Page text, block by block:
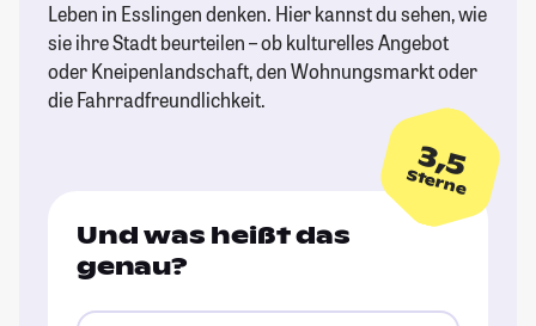
Leben in Esslingen denken. Hier kannst du sehen, wie
sie ihre Stadt beurteilen – ob kulturelles Angebot
oder Kneipenlandschaft, den Wohnungsmarkt oder
die Fahrradfreundlichkeit.
3,5
Sterne
Und was heißt das
genau?